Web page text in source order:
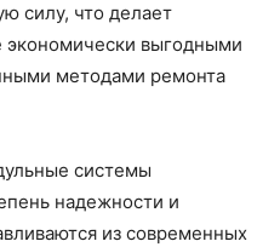
силу, что делает
выгодными
методами ремонта
системы
надежности и
из современных